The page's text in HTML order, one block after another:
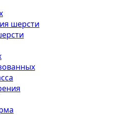
шерсти